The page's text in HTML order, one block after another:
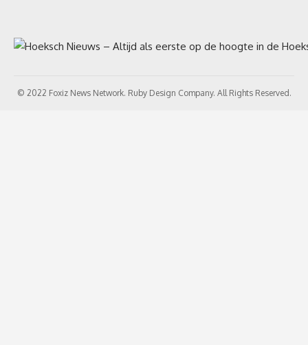
© 2022 Foxiz News Network. Ruby Design Company. All Rights Reserved.